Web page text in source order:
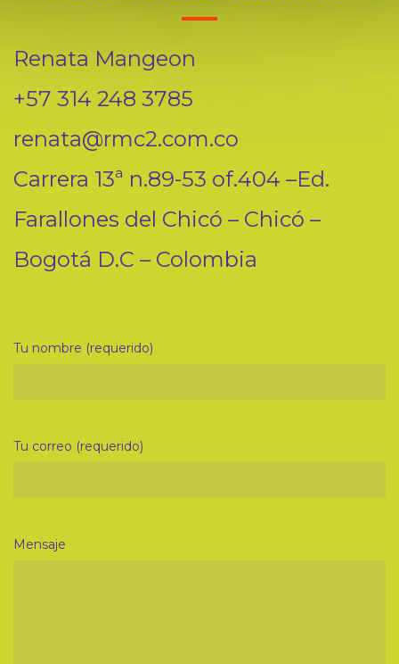
Renata Mangeon
+57 314 248 3785
renata@rmc2.com.co
Carrera 13ª n.89-53 of.404 –Ed.
Farallones del Chicó – Chicó –
Bogotá D.C – Colombia
Tu nombre (requerido)
Tu correo (requerido)
Mensaje